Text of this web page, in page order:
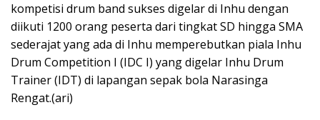
kompetisi drum band sukses digelar di Inhu dengan
diikuti 1200 orang peserta dari tingkat SD hingga SMA
sederajat yang ada di Inhu memperebutkan piala Inhu
Drum Competition I (IDC I) yang digelar Inhu Drum
Trainer (IDT) di lapangan sepak bola Narasinga
Rengat.(ari)